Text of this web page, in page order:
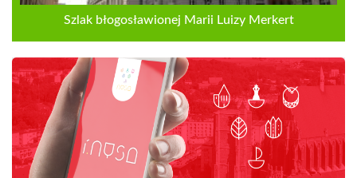
Szlak błogosławionej Marii Luizy Merkert